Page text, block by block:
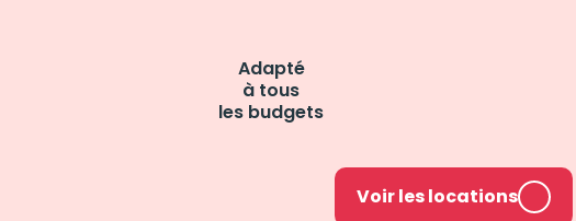
Adapté
à tous
les budgets
Voir les locations